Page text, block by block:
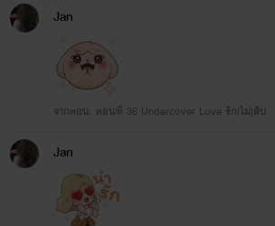
Jan
จากตอน: ตอนที่ 36 Undercover Love รัก(ไม่)ลับ
Jan